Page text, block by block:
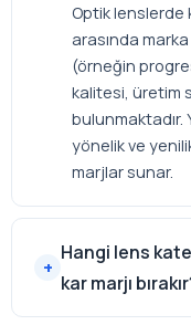
Optik lenslerde
arasında
(örneğin
kalitesi, üretim
yönelik ve
marjlar sunar.
Hangi lens
kar marjı